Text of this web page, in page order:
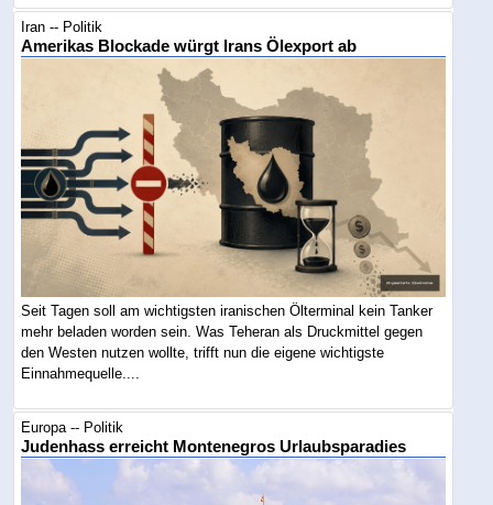
Iran -- Politik
Amerikas Blockade würgt Irans Ölexport ab
Seit Tagen soll am wichtigsten iranischen Ölterminal kein Tanker
mehr beladen worden sein. Was Teheran als Druckmittel gegen
den Westen nutzen wollte, trifft nun die eigene wichtigste
Einnahmequelle....
Europa -- Politik
Judenhass erreicht Montenegros Urlaubsparadies